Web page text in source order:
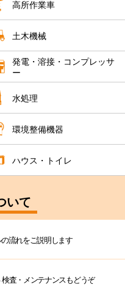
高所作業車
土木機械
発電・溶接・コンプレッサ
ー
水処理
環境整備機器
ハウス・トイレ
いて
流れをご説明します
検査・メンテナンスもどうぞ